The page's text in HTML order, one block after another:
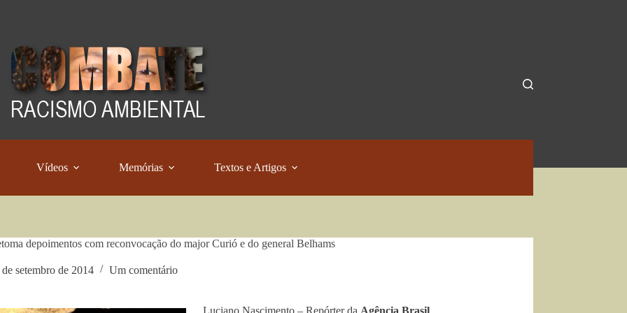
Vídeos Memórias Textos e Artigos
depoimentos com reconvocação do major Curió e do general Belhams
setembro de 2014 Um comentário
Luciano Nascimento – Repórter da Agência Brasil